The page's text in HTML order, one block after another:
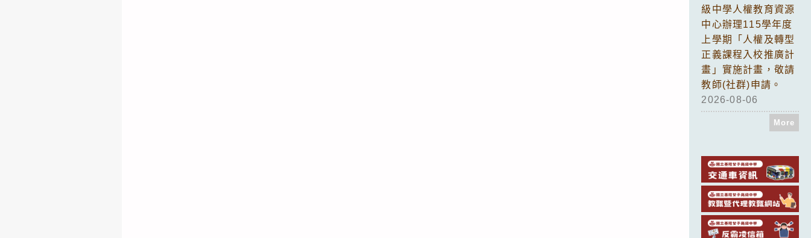
級中學人權教育資源
中心辦理115學年度
上學期「人權及轉型
正義課程入校推廣計
畫」實施計畫，敬請
教師(社群)申請。
2026-08-06
More